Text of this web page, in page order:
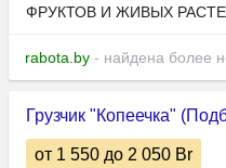
ФРУКТОВ И ЖИВЫХ
rabota.by - найдена более
Грузчик "Копеечка"
от 1 550 до 2 050 Br